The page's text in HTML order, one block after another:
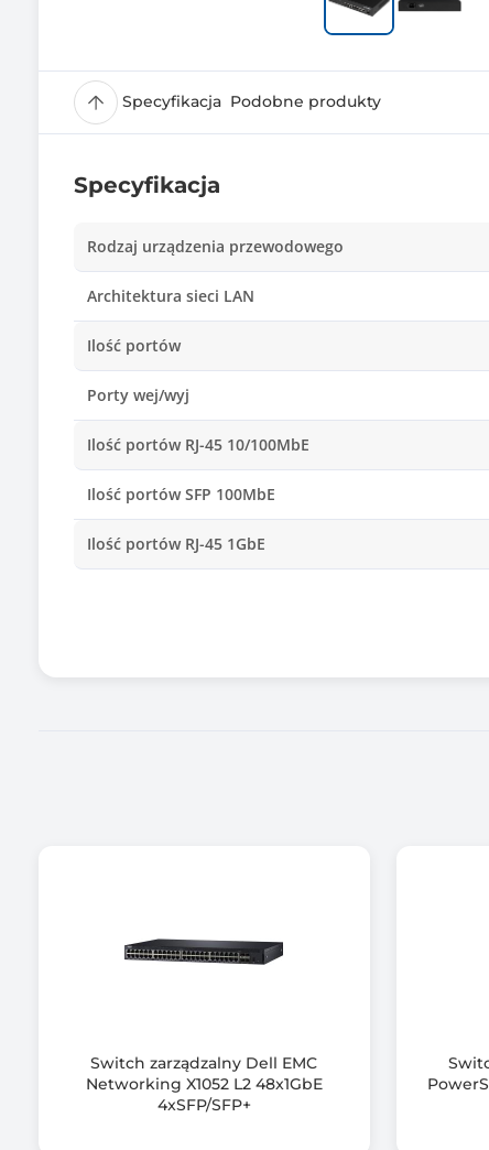
Specyfikacja Podobne produkty
Specyfikacja
Rodzaj urządzenia przewodowego
Architektura sieci LAN
Ilość portów
Porty wej/wyj
Ilość portów RJ-45 10/100MbE
Ilość portów SFP 100MbE
Ilość portów RJ-45 1GbE
Port PoE
Switch zarządzalny Dell EMC
Networking X1052 L2 48x1GbE
4xSFP/SFP+